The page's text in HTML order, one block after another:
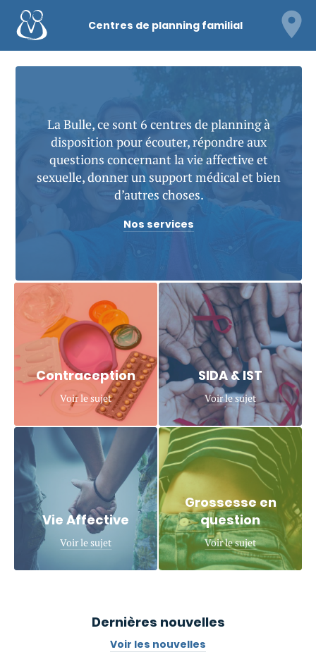
Centres de planning familial
La Bulle, ce sont 6 centres de planning à
disposition pour écouter, répondre aux
questions concernant la vie affective et
sexuelle, donner un support médical et bien
d’autres choses.
Nos services
Contraception
Voir le sujet
SIDA & IST
Voir le sujet
Vie Affective
Voir le sujet
Grossesse en
question
Voir le sujet
Dernières nouvelles
Voir les nouvelles